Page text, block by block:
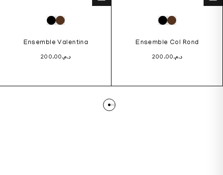
Ensemble Valentina
د.م.200.00
Ensemble Col Rond
د.م.200.00